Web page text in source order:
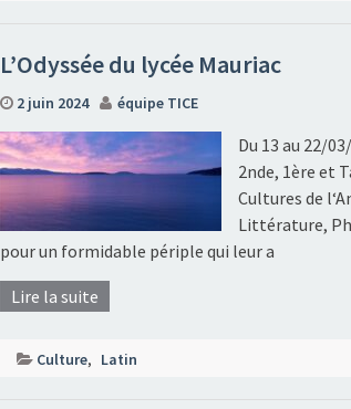
L’Odyssée du lycée Mauriac
2 juin 2024 équipe TICE
Du 13 au 22/
2nde, 1ère et
Cultures de
Littérature,
pour un formidable périple qui leur a
Lire la suite
Culture, Latin